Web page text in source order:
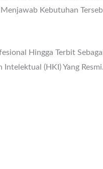
Kebutuhan
Hingga Terbit
(HKI) Yang Resmi.